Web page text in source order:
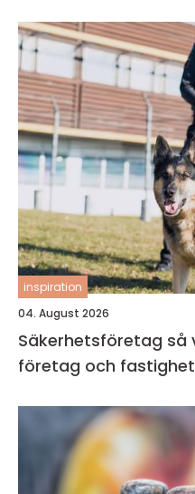
inspiration
04. August 2026
Säkerhetsföretag så väljer du rätt skydd för
företag och fastighet